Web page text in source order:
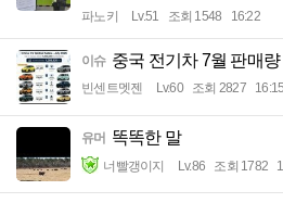
파노키 Lv.51 조회 1548 16:22
이슈 중국 전기차 7월 판매량
빈센트멧젠 Lv.60 조회 2827 16:15
유머 똑똑한 말
너빨갱이지 Lv.86 조회 1782